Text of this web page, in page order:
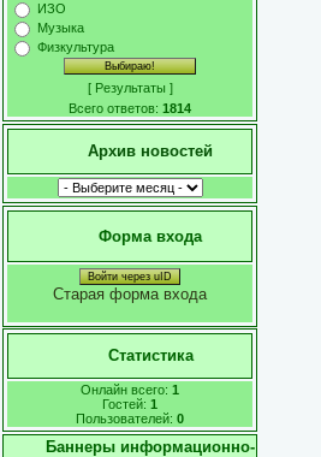
ИЗО
Музыка
Физкультура
[ Результаты ]
Всего ответов: 1814
Архив новостей
Форма входа
Войти через uID
Старая форма входа
Статистика
Онлайн всего: 1
Гостей: 1
Пользователей: 0
Баннеры информационно-